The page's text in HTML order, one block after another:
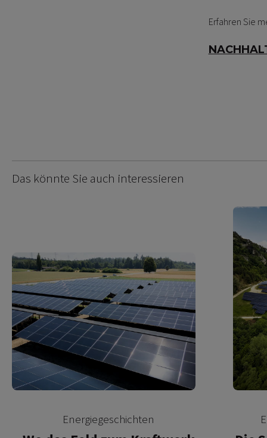
Erfahren Sie
Das könnte Sie auch interessieren
Energiegeschichten